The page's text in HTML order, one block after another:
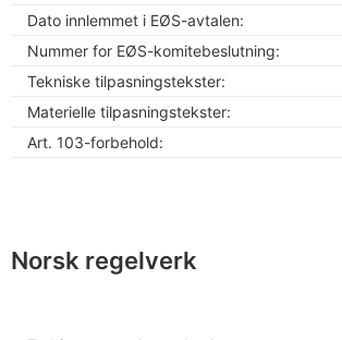
Dato innlemmet i EØS-avtalen:
Nummer for EØS-komitebeslutning:
Tekniske tilpasningstekster:
Materielle tilpasningstekster:
Art. 103-forbehold:
Norsk regelverk